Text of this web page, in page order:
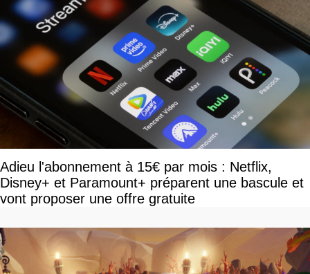
Adieu l'abonnement à 15€ par mois : Netflix,
Disney+ et Paramount+ préparent une bascule et
vont proposer une offre gratuite